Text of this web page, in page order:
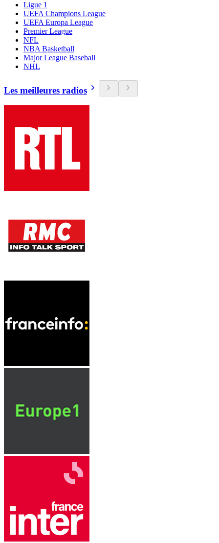
Ligue 1
UEFA Champions League
UEFA Europa League
Premier League
NFL
NBA Basketball
Major League Baseball
NHL
Les meilleures radios